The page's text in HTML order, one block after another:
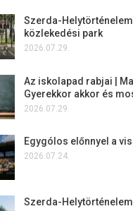
Szerda-Helytörténelem
közlekedési park
2026.07.29.
Az iskolapad rabjai |
Gyerekkor akkor és
2026.07.29.
Egygólos előnnyel a
2026.07.24.
Szerda-Helytörténelem